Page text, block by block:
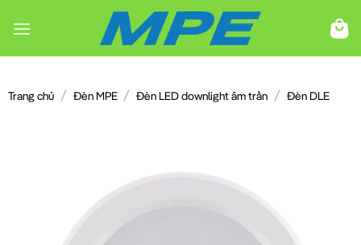
đến
Trang chủ / Đèn MPE / Đèn LED downlight âm trần / Đèn DLE